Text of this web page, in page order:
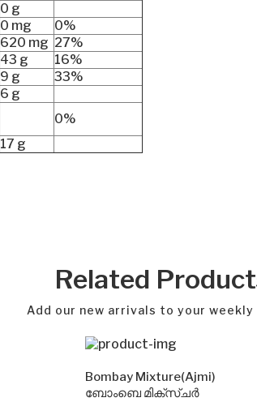
0 g
0 mg
0%
620 mg 27%
43 g
16%
9 g
33%
6 g
0%
17 g
Related
Add our new arrivals to your weekly
Bombay Mixture(Ajmi)
ബോംബെ മിക്സ്ചർ